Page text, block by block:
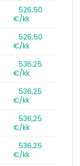
526,50
€/kk
526,50
€/kk
536,25
€/kk
536,25
€/kk
536,25
€/kk
536,25
€/kk